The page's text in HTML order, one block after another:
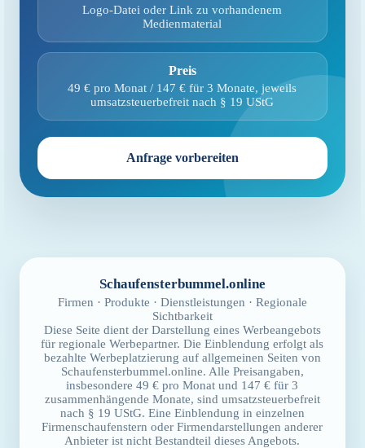
Logo-Datei oder Link zu vorhandenem
Medienmaterial
Preis
49 € pro Monat / 147 € für 3 Monate, jeweils
umsatzsteuerbefreit nach § 19 UStG
Anfrage vorbereiten
Schaufensterbummel.online
Firmen · Produkte · Dienstleistungen · Regionale
Sichtbarkeit
Diese Seite dient der Darstellung eines Werbeangebots
für regionale Werbepartner. Die Einblendung erfolgt als
bezahlte Werbeplatzierung auf allgemeinen Seiten von
Schaufensterbummel.online. Alle Preisangaben,
insbesondere 49 € pro Monat und 147 € für 3
zusammenhängende Monate, sind umsatzsteuerbefreit
nach § 19 UStG. Eine Einblendung in einzelnen
Firmenschaufenstern oder Firmendarstellungen anderer
Anbieter ist nicht Bestandteil dieses Angebots.